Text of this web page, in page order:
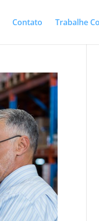
Contato Trabalhe